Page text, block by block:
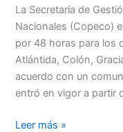
La Secretaría de
Nacionales (Copeco)
por 48 horas para los
Atlántida, Colón,
acuerdo con un
entró en vigor a partir
Leer más »